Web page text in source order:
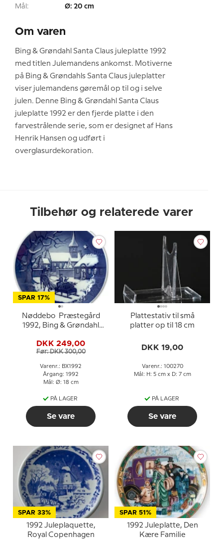
Mål: Ø: 20 cm
Om varen
Bing & Grøndahl Santa Claus juleplatte 1992
med titlen Julemandens ankomst. Motiverne
på Bing & Grøndahls Santa Claus juleplatter
viser julemandens gøremål op til og i selve
julen. Denne Bing & Grøndahl Santa Claus
juleplatte 1992 er den fjerde platte i den
farvestrålende serie, som er designet af Hans
Henrik Hansen og udført i
overglasurdekoration.
Tilbehør og relaterede varer
SPAR 17%
Nøddebo Præstegård
1992, Bing & Grøndahl
DKK 249,00
Før: DKK 300,00
Varenr.: BX1992
Årgang: 1992
Mål: Ø: 18 cm
PÅ LAGER
Se vare
Plattestativ til små
platter op til 18 cm
DKK 19,00
Varenr.: 100270
Mål: H: 5 cm x D: 7 cm
PÅ LAGER
Se vare
SPAR 33%
1992 Juleplaquette,
Royal Copenhagen
SPAR 51%
1992 Juleplatte, Den
Kære Familie